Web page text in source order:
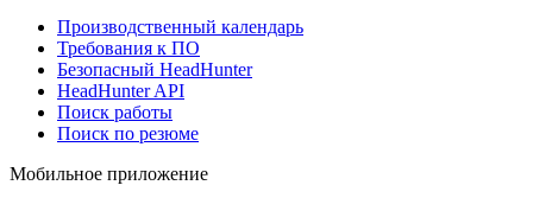
Производственный календарь
Требования к ПО
Безопасный HeadHunter
HeadHunter API
Поиск работы
Поиск по резюме
Мобильное приложение